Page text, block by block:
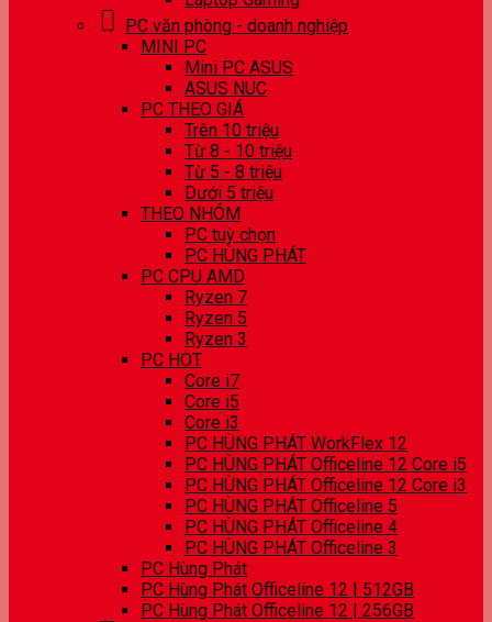
PC văn phòng - doanh nghiệp
MINI PC
Mini PC ASUS
ASUS NUC
PC THEO GIÁ
Trên 10 triệu
Từ 8 - 10 triệu
Từ 5 - 8 triệu
Dưới 5 triệu
THEO NHÓM
PC tuỳ chọn
PC HÙNG PHÁT
PC CPU AMD
Ryzen 7
Ryzen 5
Ryzen 3
PC HOT
Core i7
Core i5
Core i3
PC HÙNG PHÁT WorkFlex 12
PC HÙNG PHÁT Officeline 12 Core i5
PC HÙNG PHÁT Officeline 12 Core i3
PC HÙNG PHÁT Officeline 5
PC HÙNG PHÁT Officeline 4
PC HÙNG PHÁT Officeline 3
PC Hùng Phát
PC Hùng Phát Officeline 12 | 512GB
PC Hùng Phát Officeline 12 | 256GB